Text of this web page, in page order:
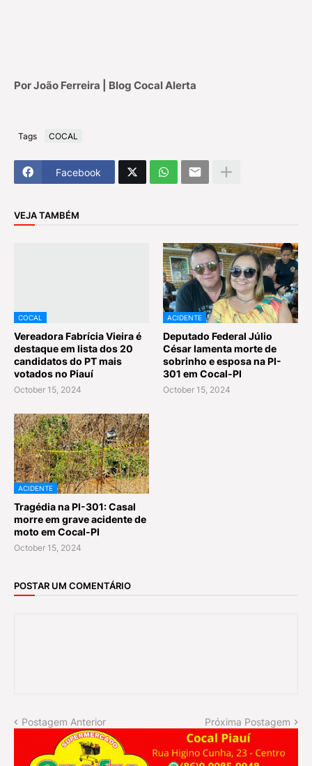
Por João Ferreira | Blog Cocal Alerta
Tags COCAL
Facebook
VEJA TAMBÉM
COCAL
Vereadora Fabrícia Vieira é
destaque em lista dos 20
candidatos do PT mais
votados no Piauí
October 15, 2024
ACIDENTE
Deputado Federal Júlio
César lamenta morte de
sobrinho e esposa na PI-
301 em Cocal-PI
October 15, 2024
ACIDENTE
Tragédia na PI-301: Casal
morre em grave acidente de
moto em Cocal-PI
October 15, 2024
POSTAR UM COMENTÁRIO
Postagem Anterior Próxima Postagem